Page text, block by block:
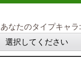
あなたのタイプキャラ:
選択してください